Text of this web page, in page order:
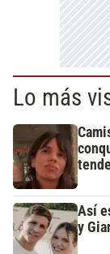
Lo más
Así
y